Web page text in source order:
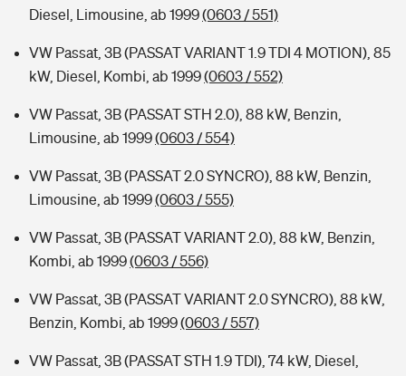
Diesel, Limousine, ab 1999(0603 / 551)
VW Passat, 3B (PASSAT VARIANT 1.9 TDI 4 MOTION), 85
kW, Diesel, Kombi, ab 1999(0603 / 552)
VW Passat, 3B (PASSAT STH 2.0), 88 kW, Benzin,
Limousine, ab 1999(0603 / 554)
VW Passat, 3B (PASSAT 2.0 SYNCRO), 88 kW, Benzin,
Limousine, ab 1999(0603 / 555)
VW Passat, 3B (PASSAT VARIANT 2.0), 88 kW, Benzin,
Kombi, ab 1999(0603 / 556)
VW Passat, 3B (PASSAT VARIANT 2.0 SYNCRO), 88 kW,
Benzin, Kombi, ab 1999(0603 / 557)
VW Passat, 3B (PASSAT STH 1.9 TDI), 74 kW, Diesel,